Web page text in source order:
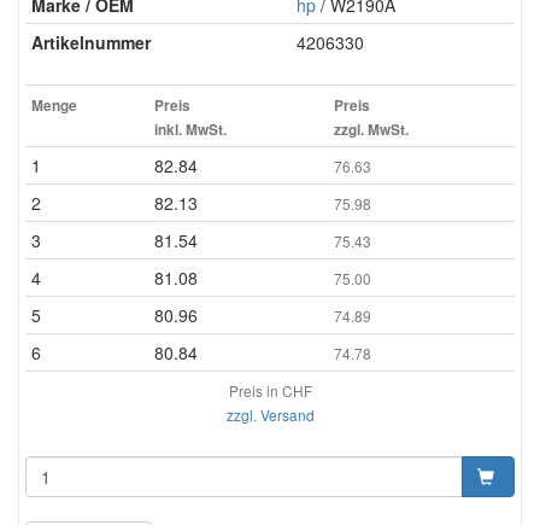
Marke / OEM
hp / W2190A
Artikelnummer
4206330
Menge
Preis
inkl. MwSt.
Preis
zzgl. MwSt.
1 82.84 76.63
2 82.13 75.98
3 81.54 75.43
4 81.08 75.00
5 80.96 74.89
6 80.84
74.78
Preis in CHF
zzgl. Versand